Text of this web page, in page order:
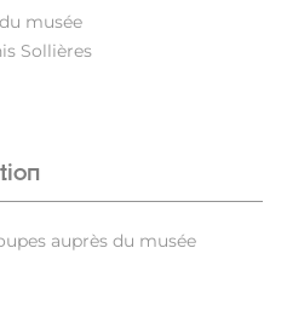
musée
Sollières
auprès du musée